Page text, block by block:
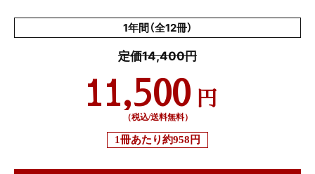
1年間（全12冊）
定価14,400円
11,500 円
（税込/送料無料）
1冊あたり約958円